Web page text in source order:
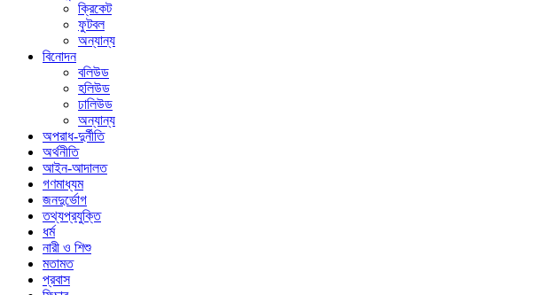
ক্রিকেট
ফুটবল
অন্যান্য
বিনোদন
বলিউড
হলিউড
ঢালিউড
অন্যান্য
অপরাধ-দুর্নীতি
অর্থনীতি
আইন-আদালত
গণমাধ্যম
জনদুর্ভোগ
তথ্যপ্রযুক্তি
ধর্ম
নারী ও শিশু
মতামত
প্রবাস